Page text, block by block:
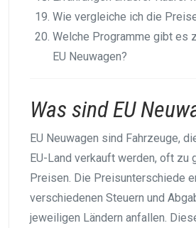
Wie vergleiche ich die
Welche Programme gibt es
EU Neuwagen?
Was sind EU
EU Neuwagen sind Fahrzeuge,
EU-Land verkauft werden, oft zu
Preisen. Die Preisunterschiede
verschiedenen Steuern und
jeweiligen Ländern anfallen.